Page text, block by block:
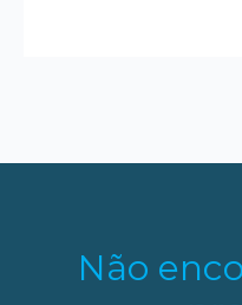
Não